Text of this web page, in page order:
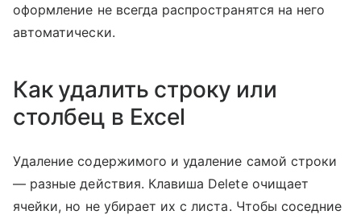
оформление не всегда распространятся на него
автоматически.
Как удалить строку или
столбец в Excel
Удаление содержимого и удаление самой строки
— разные действия. Клавиша Delete очищает
ячейки, но не убирает их с листа. Чтобы соседние